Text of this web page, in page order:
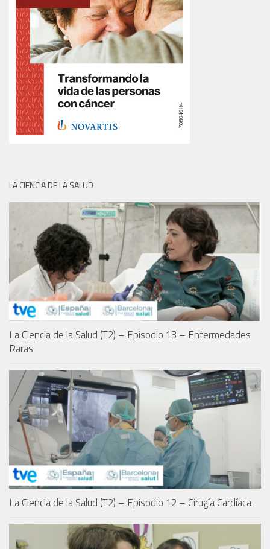
LA CIENCIA DE LA SALUD
La Ciencia de la Salud (T2) – Episodio 13 – Enfermedades
Raras
La Ciencia de la Salud (T2) – Episodio 12 – Cirugía Cardíaca